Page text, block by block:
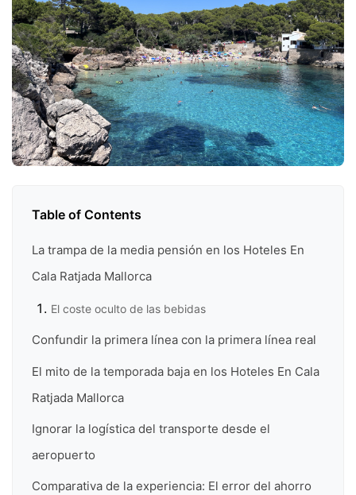
Table of Contents
La trampa de la media pensión en los Hoteles En
Cala Ratjada Mallorca
El coste oculto de las bebidas
Confundir la primera línea con la primera línea real
El mito de la temporada baja en los Hoteles En Cala
Ratjada Mallorca
Ignorar la logística del transporte desde el
aeropuerto
Comparativa de la experiencia: El error del ahorro